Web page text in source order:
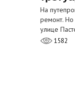
На
ремонт.
улице
1582